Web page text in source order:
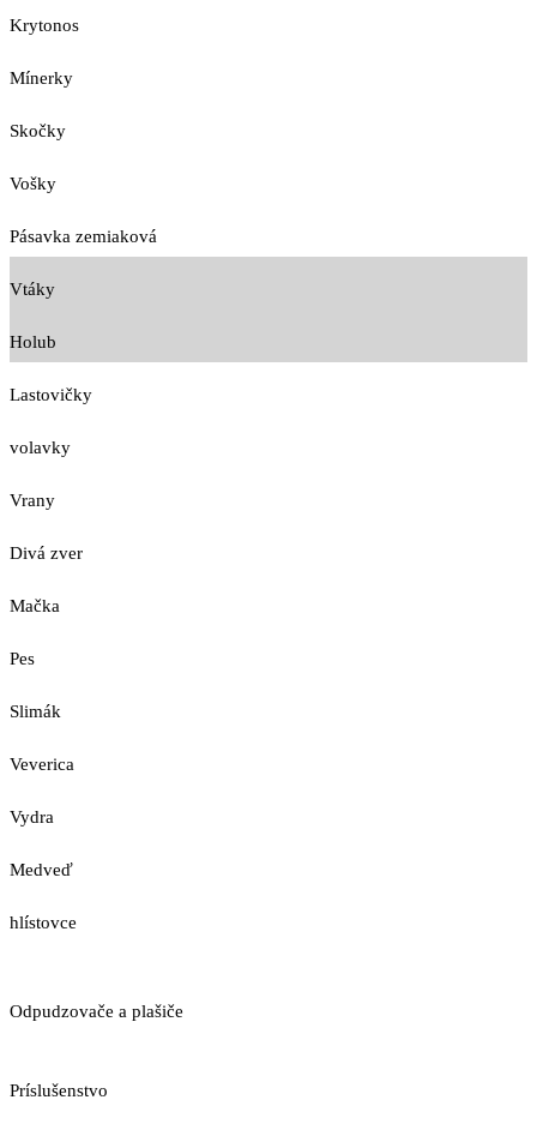
Krytonos
Mínerky
Skočky
Vošky
Pásavka zemiaková
Vtáky
Holub
Lastovičky
volavky
Vrany
Divá zver
Mačka
Pes
Slimák
Veverica
Vydra
Medveď
hlístovce
Odpudzovače a plašiče
Príslušenstvo